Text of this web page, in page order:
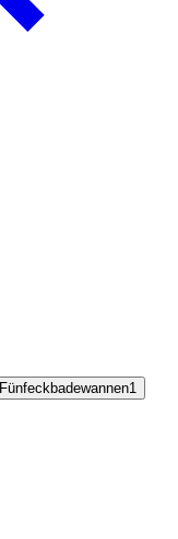
Fünfeckbadewannen1